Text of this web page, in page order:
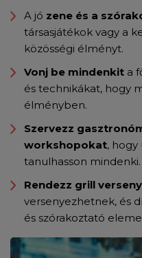
A jó zene és a
társasjátékok vagy a
közösségi élményt.
Vonj be mindenkit a
és technikákat, hogy
élményben.
Szervezz
workshopokat,
tanulhasson mindenki.
Rendezz grill
versenyezhetnek, és
és szórakoztató